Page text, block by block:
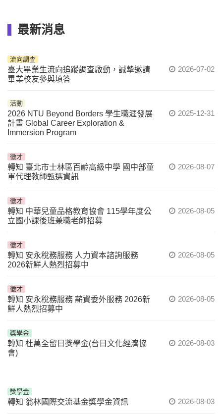
最新消息
流向調查
臺大畢業生流向追蹤調查啟動，誠摯邀請
畢業校友參與填答
2026-07-02
活動
2026 NTU Beyond Borders 學生職涯發展
計畫 Global Career Exploration &
Immersion Program
2025-12-31
徵才
轉知 臺北市士林區百齡高級中學 國中部童
軍代理教師甄選資訊
2026-08-07
徵才
轉知 中華兒童品格教育協會 115學年度公
立國小課後班兼職老師招募
2026-08-05
徵才
轉知 安永稅務服務 人力資本諮詢服務
2026新鮮人熱烈招募中
2026-08-05
徵才
轉知 安永稅務服務 薪資委外服務 2026新
鮮人熱烈招募中
2026-08-05
獎學金
轉知 杜萬全留日獎學金(台日文化經濟協
會)
2026-08-03
獎學金
轉知 翁林國際交流基金獎學金資訊 2026-08-03